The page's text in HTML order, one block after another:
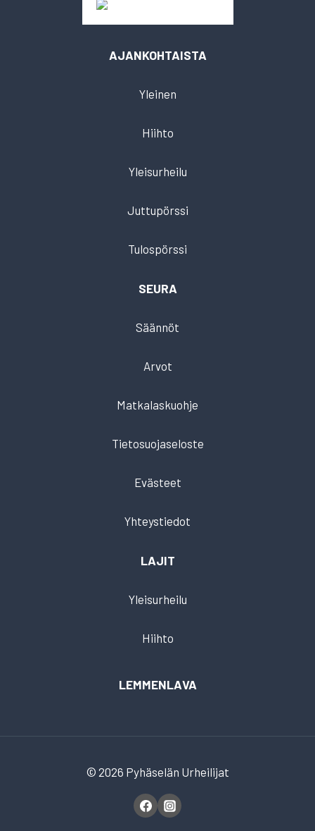
AJANKOHTAISTA
Yleinen
Hiihto
Yleisurheilu
Juttupörssi
Tulospörssi
SEURA
Säännöt
Arvot
Matkalaskuohje
Tietosuojaseloste
Evästeet
Yhteystiedot
LAJIT
Yleisurheilu
Hiihto
LEMMENLAVA
© 2026 Pyhäselän Urheilijat